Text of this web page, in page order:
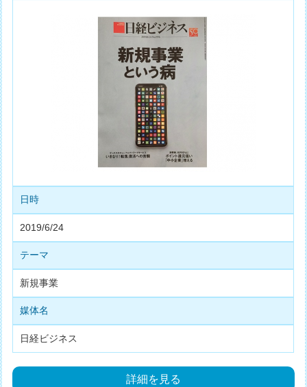
日時
2019/6/24
テーマ
新規事業
媒体名
日経ビジネス
詳細を見る